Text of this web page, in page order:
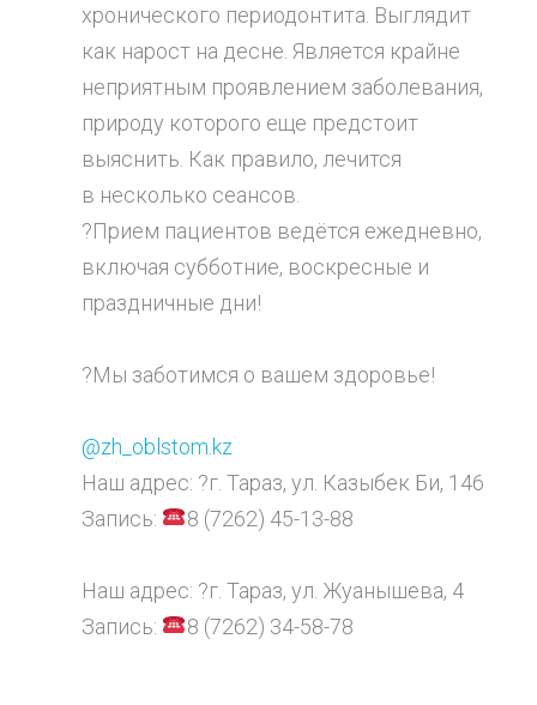
хронического периодонтита. Выглядит
как нарост на десне. Является крайне
неприятным проявлением заболевания,
природу которого еще предстоит
выяснить. Как правило, лечится
в несколько сеансов.
?Прием пациентов ведётся ежедневно,
включая субботние, воскресные и
праздничные дни!
?Мы заботимся о вашем здоровье!
@zh_oblstom.kz
Наш адрес: ?г. Тараз, ул. Казыбек Би, 146
Запись:
8 (7262) 45-13-88
Наш адрес: ?г. Тараз, ул. Жуанышева, 4
Запись:
8 (7262) 34-58-78